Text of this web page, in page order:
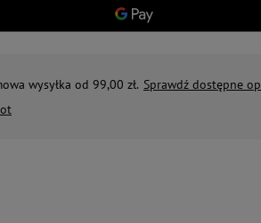
wysyłka od 99,00 zł. Sprawdź dostępne